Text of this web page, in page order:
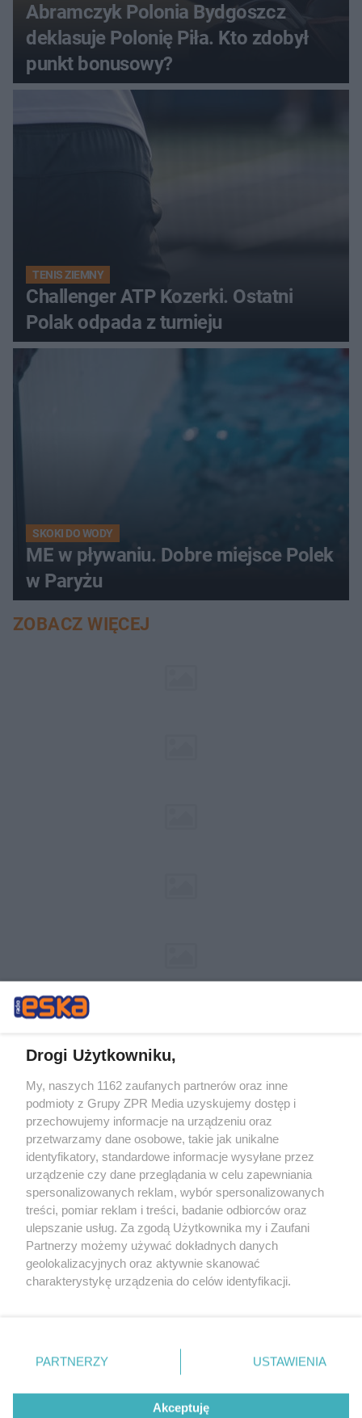
Abramczyk Polonia Bydgoszcz
deklasuje Polonię Piła. Kto zdobył
punkt bonusowy?
TENIS ZIEMNY
Challenger ATP Kozerki. Ostatni
Polak odpada z turnieju
SKOKI DO WODY
ME w pływaniu. Dobre miejsce Polek
w Paryżu
ZOBACZ WIĘCEJ
Żaden utwór zamieszczony w serwisie nie może być powielany i
rozpowszechniany lub dalej rozpowszechniany w jakikolwiek sposób (w
tym także elektroniczny lub mechaniczny) na jakimkolwiek polu
eksploatacji w jakiejkolwiek formie, włącznie z umieszczaniem w
Internecie bez pisemnej zgody właściciela praw. Jakiekolwiek użycie lub
wykorzystanie utworów w całości lub w części z naruszeniem prawa,
tzn. bez właściwej zgody, jest zabronione pod groźbą kary i może być
ścigane prawnie.
© 2026 Grupa ZPR Media
Drogi Użytkowniku,
My, naszych 1162 zaufanych partnerów oraz inne
podmioty z Grupy ZPR Media uzyskujemy dostęp i
przechowujemy informacje na urządzeniu oraz
przetwarzamy dane osobowe, takie jak unikalne
identyfikatory, standardowe informacje wysyłane przez
urządzenie czy dane przeglądania w celu zapewniania
spersonalizowanych reklam, wybór spersonalizowanych
treści, pomiar reklam i treści, badanie odbiorców oraz
ulepszanie usług. Za zgodą Użytkownika my i Zaufani
Partnerzy możemy używać dokładnych danych
geolokalizacyjnych oraz aktywnie skanować
charakterystykę urządzenia do celów identyfikacji.
zmienić/wycofać klikając przycisk ustawień prywatności
znajdujący się w lewym dolnym rogu strony
rodzaje przetwarzania danych nie wymagają zgody
użytkownika, ale masz prawo sprzeciwić się takiemu
PARTNERZY USTAWIENIA
Akceptuję